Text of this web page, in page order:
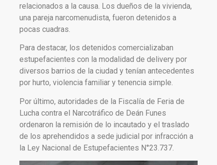
relacionados a la causa. Los dueños de la vivienda,
una pareja narcomenudista, fueron detenidos a
pocas cuadras.
Para destacar, los detenidos comercializaban
estupefacientes con la modalidad de delivery por
diversos barrios de la ciudad y tenían antecedentes
por hurto, violencia familiar y tenencia simple.
Por último, autoridades de la Fiscalía de Feria de
Lucha contra el Narcotráfico de Deán Funes
ordenaron la remisión de lo incautado y el traslado
de los aprehendidos a sede judicial por infracción a
la Ley Nacional de Estupefacientes N°23.737.